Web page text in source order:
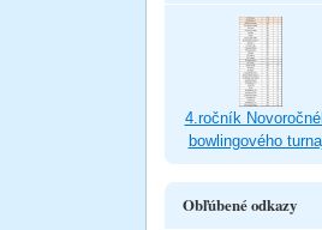
4.ročník
bowlingového
Obľúbené odkazy